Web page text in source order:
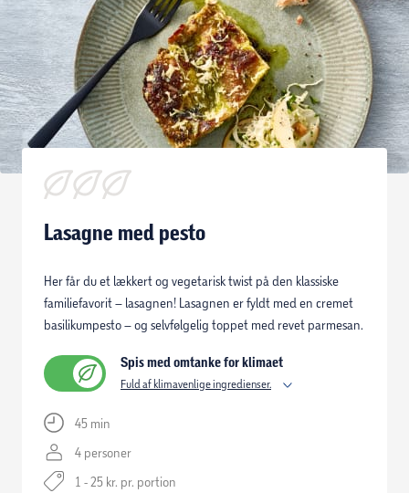
Lasagne med pesto
Her får du et lækkert og vegetarisk twist på den klassiske
familiefavorit – lasagnen! Lasagnen er fyldt med en cremet
basilikumpesto – og selvfølgelig toppet med revet parmesan.
Spis med omtanke for klimaet
Fuld af klimavenlige ingredienser.
45 min
4 personer
1 - 25 kr. pr. portion